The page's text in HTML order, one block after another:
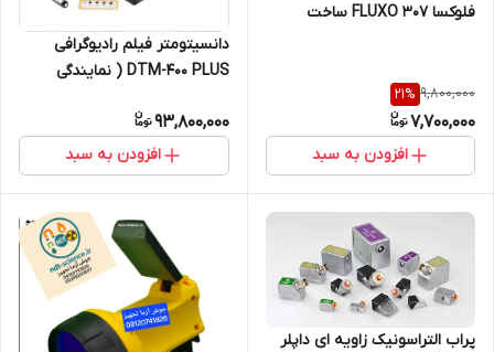
فلوکسا FLUXO 307 ساخت
9,800,000
21%
7,700,000
افزودن به سبد
دانسیتومتر فیلم رادیوگرافی
DTM-400 PLUS ( نمایندگی
93,800,000
افزودن به سبد
پراب التراسونیک زاویه ای داپلر